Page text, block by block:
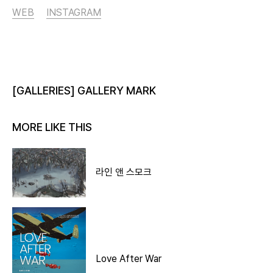
WEB INSTAGRAM
[GALLERIES] GALLERY MARK
MORE LIKE THIS
라인 앤 스모크
Love After War